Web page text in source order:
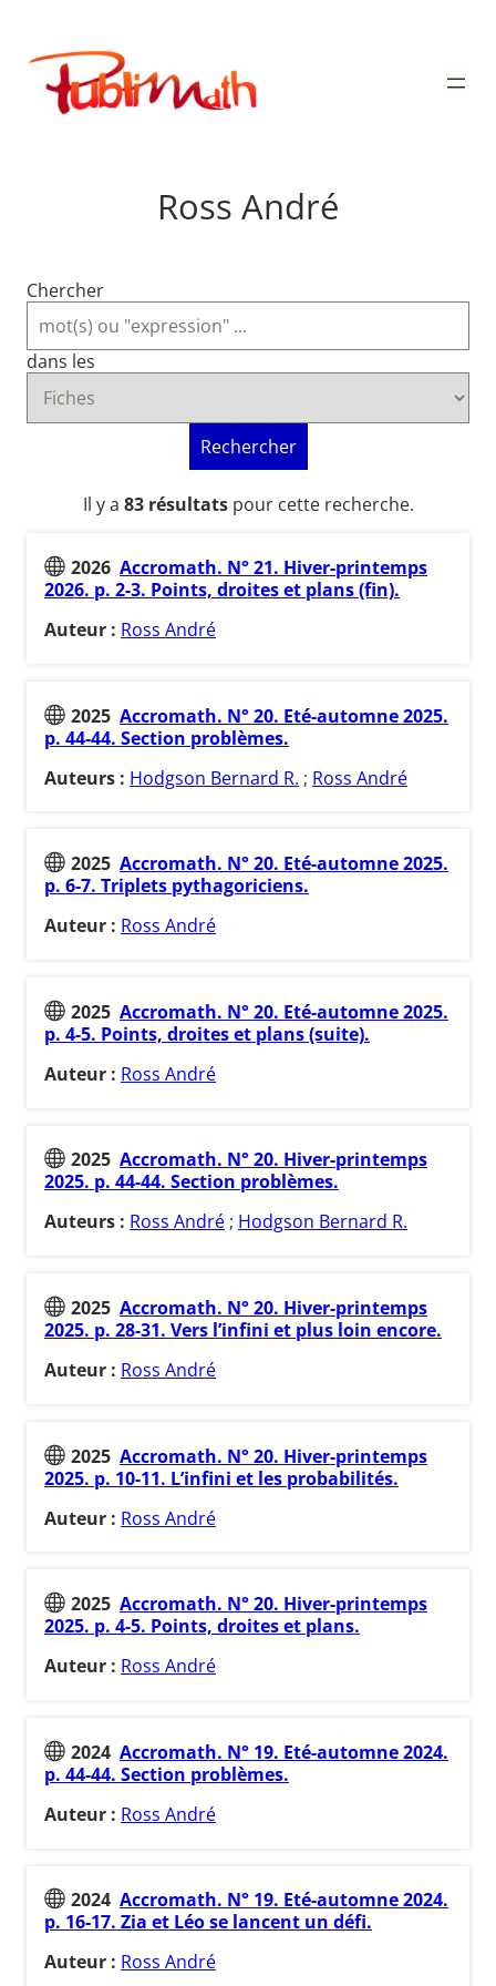
contenu
Publimath
Ross André
Chercher
dans les
Rechercher
Il y a 83 résultatspour cette recherche.
2026 Accromath. N° 21. Hiver-printemps
2026. p. 2-3. Points, droites et plans (fin).
Auteur : Ross André
2025 Accromath. N° 20. Eté-automne 2025.
p. 44-44. Section problèmes.
Auteurs : Hodgson Bernard R. ; Ross André
2025 Accromath. N° 20. Eté-automne 2025.
p. 6-7. Triplets pythagoriciens.
Auteur : Ross André
2025 Accromath. N° 20. Eté-automne 2025.
p. 4-5. Points, droites et plans (suite).
Auteur : Ross André
2025 Accromath. N° 20. Hiver-printemps
2025. p. 44-44. Section problèmes.
Auteurs : Ross André; Hodgson Bernard R.
2025 Accromath. N° 20. Hiver-printemps
2025. p. 28-31. Vers l’infini et plus loin encore.
Auteur : Ross André
2025 Accromath. N° 20. Hiver-printemps
2025. p. 10-11. L’infini et les probabilités.
Auteur : Ross André
2025 Accromath. N° 20. Hiver-printemps
2025. p. 4-5. Points, droites et plans.
Auteur : Ross André
2024 Accromath. N° 19. Eté-automne 2024.
p. 44-44. Section problèmes.
Auteur : Ross André
2024 Accromath. N° 19. Eté-automne 2024.
p. 16-17. Zia et Léo se lancent un défi.
Auteur : Ross André